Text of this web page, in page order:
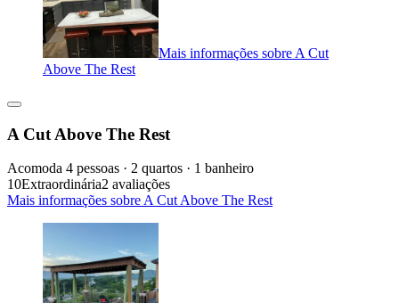
Mais informações sobre A Cut
Above The Rest
A Cut Above The Rest
Acomoda 4 pessoas · 2 quartos · 1 banheiro
10Extraordinária2 avaliações
Mais informações sobre A Cut Above The Rest